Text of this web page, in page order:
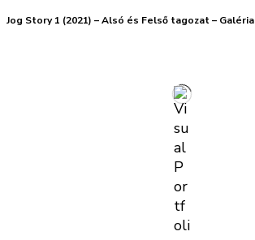
Jog Story 1 (2021) – Alsó és Felső tagozat – Galéria